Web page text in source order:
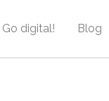
digital! Blog